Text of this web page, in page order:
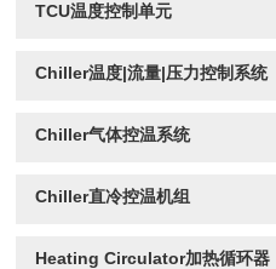
TCU温度控制单元
Chiller温度|流量|压力控制系统
Chiller气体控温系统
Chiller直冷控温机组
Heating Circulator加热循环器